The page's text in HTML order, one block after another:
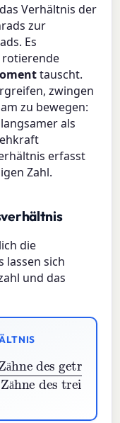
Verhältnis der
zur
Es
rotierende
tauscht.
zwingen
zu bewegen:
als
erfasst
Zahl.
die
lassen sich
und das
ä
ä
=